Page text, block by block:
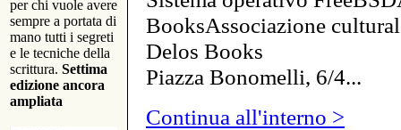
per chi vuole avere
sempre a portata di
mano tutti i segreti
e le tecniche della
scrittura. Settima
edizione ancora
ampliata
BooksAssociazione
Delos Books
Piazza Bonomelli, 6/4...
Continua all'interno >